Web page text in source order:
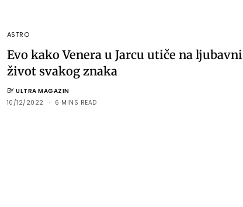
ASTRO
Evo kako Venera u Jarcu utiče na ljubavni
život svakog znaka
BY ULTRA MAGAZIN
10/12/2022
6 MINS READ